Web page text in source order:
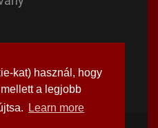
kat) használ, hogy
a legjobb
Learn more